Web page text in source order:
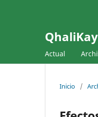
Actual
Inicio /